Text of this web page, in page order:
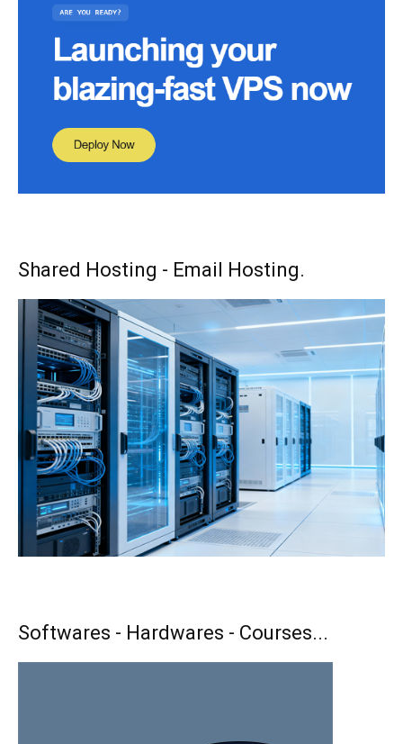
Shared Hosting - Email Hosting.
Softwares - Hardwares - Courses...